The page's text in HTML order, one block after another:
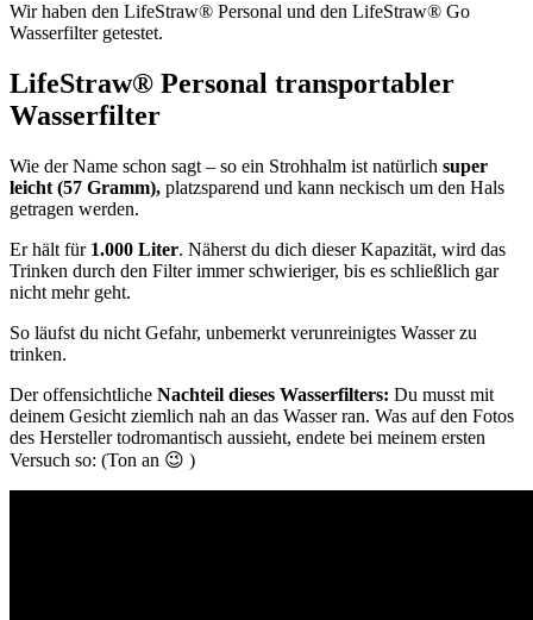
Wir haben den LifeStraw® Personal und den LifeStraw® Go
Wasserfilter getestet.
LifeStraw® Personal transportabler
Wasserfilter
Wie der Name schon sagt – so ein Strohhalm ist natürlich super
leicht (57 Gramm), platzsparend und kann neckisch um den Hals
getragen werden.
Er hält für 1.000 Liter. Näherst du dich dieser Kapazität, wird das
Trinken durch den Filter immer schwieriger, bis es schließlich gar
nicht mehr geht.
So läufst du nicht Gefahr, unbemerkt verunreinigtes Wasser zu
trinken.
Der offensichtliche Nachteil dieses Wasserfilters: Du musst mit
deinem Gesicht ziemlich nah an das Wasser ran. Was auf den Fotos
des Hersteller todromantisch aussieht, endete bei meinem ersten
Versuch so: (Ton an 😉 )